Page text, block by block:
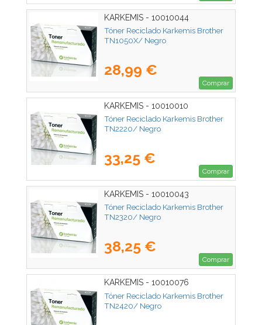
KARKEMIS - 10010044
Tóner Reciclado Karkemis Brother
TN1050X/ Negro
28,99 €
Comprar
KARKEMIS - 10010010
Tóner Reciclado Karkemis Brother
TN2220/ Negro
33,25 €
Comprar
KARKEMIS - 10010043
Tóner Reciclado Karkemis Brother
TN2320/ Negro
38,25 €
Comprar
KARKEMIS - 10010076
Tóner Reciclado Karkemis Brother
TN2420/ Negro